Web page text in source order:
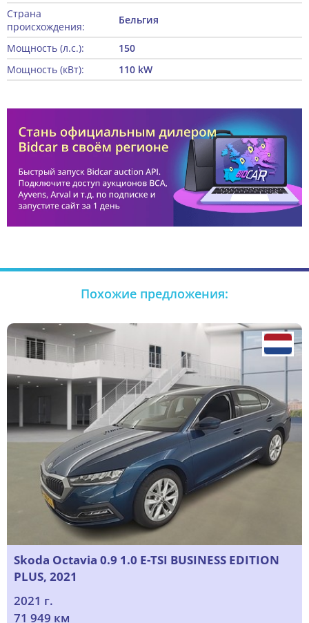
Страна
происхождения:
Бельгия
Мощность (л.с.):
150
Мощность (кВт):
110 kW
Похожие предложения:
Skoda Octavia 0.9 1.0 E-TSI BUSINESS EDITION
PLUS, 2021
2021 г.
71 949 км